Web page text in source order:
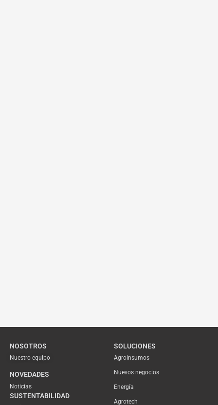
NOSOTROS
Nuestro equipo
NOVEDADES
Noticias
SUSTENTABILIDAD
SOLUCIONES
Agroinsumos
Nuevos negocios
Energía
Agrotech